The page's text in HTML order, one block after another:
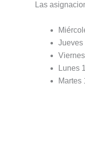
Las
Jueves
Lunes
Martes